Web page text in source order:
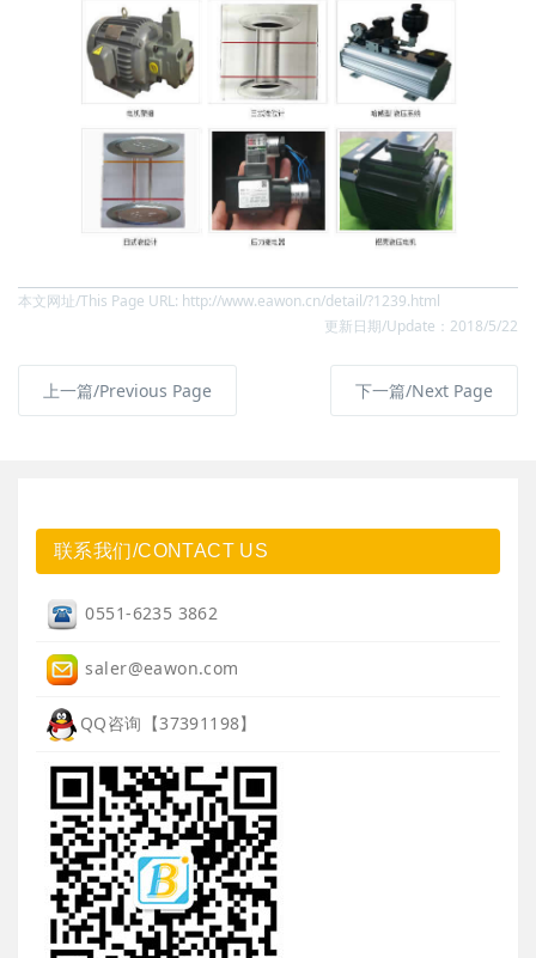
本文网址/This Page URL: http://www.eawon.cn/detail/?1239.html
更新日期/Update：2018/5/22
上一篇/Previous Page 下一篇/Next Page
联系我们/CONTACT US
0551-6235 3862
saler@eawon.com
QQ咨询【37391198】